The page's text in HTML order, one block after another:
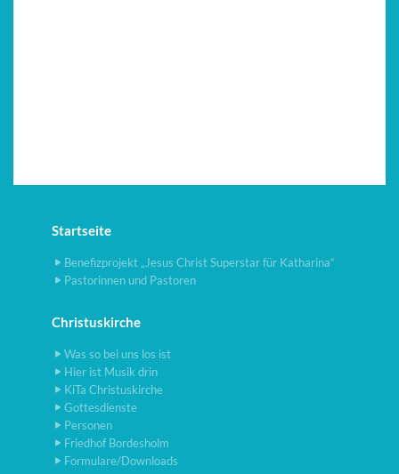
Startseite
Benefizprojekt „Jesus Christ Superstar für Katharina“
Pastorinnen und Pastoren
Christuskirche
Was so bei uns los ist
Hier ist Musik drin
KiTa Christuskirche
Gottesdienste
Personen
Friedhof Bordesholm
Formulare/Downloads